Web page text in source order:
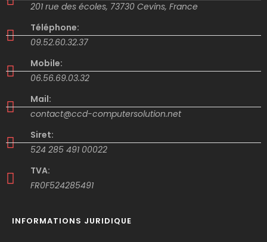
201 rue des écoles, 73730 Cevins, France
Téléphone:
09.52.60.32.37
Mobile:
06.56.69.03.32
Mail:
contact@ccd-computersolution.net
Siret:
524 285 491 00022
TVA:
FR0F524285491
INFORMATIONS JURIDIQUE